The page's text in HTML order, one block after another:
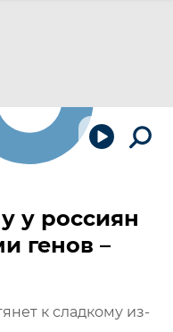
у россиян
генов –
к сладкому из-